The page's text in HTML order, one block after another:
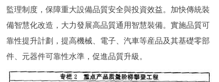
監理制度，保障重大設備品質安全與投資效益。加快傳統裝
備智慧化改造，大力發展高品質通用智慧裝備。實施品質可
靠性提升計劃，提高機械、電子、汽車等産品及其基礎零部
件、元器件可靠性水準，促進品質升級。